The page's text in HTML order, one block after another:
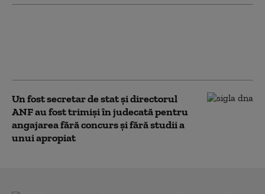
Un fost secretar de stat și directorul
ANF au fost trimiși în judecată pentru
angajarea fără concurs și fără studii a
unui apropiat